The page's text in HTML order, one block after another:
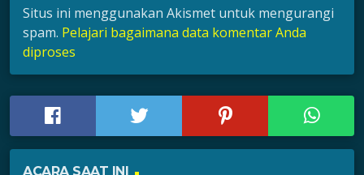
Situs ini menggunakan Akismet untuk mengurangi
spam. Pelajari bagaimana data komentar Anda
diproses
ACARA SAAT INI